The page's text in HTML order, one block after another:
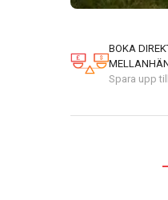
BOKA
Spara upp